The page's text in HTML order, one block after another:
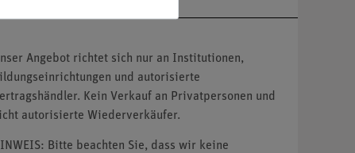
Angebot richtet sich nur an Institutionen,
und autorisierte
Kein Verkauf an Privatpersonen und
autorisierte Wiederverkäufer.
Bitte beachten Sie, dass wir keine